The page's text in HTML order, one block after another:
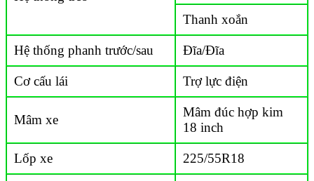
Thanh xoắn
Hệ thống phanh trước/sau Đĩa/Đĩa
Cơ cấu lái Trợ lực điện
Mâm xe
Mâm đúc hợp kim
18 inch
Lốp xe 225/55R18